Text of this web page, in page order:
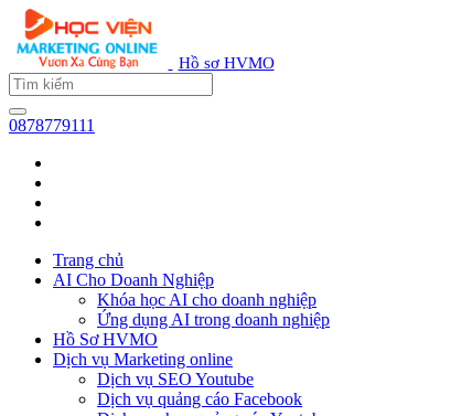
Hồ sơ HVMO
0878779111
Trang chủ
AI Cho Doanh Nghiệp
Khóa học AI cho doanh nghiệp
Ứng dụng AI trong doanh nghiệp
Hồ Sơ HVMO
Dịch vụ Marketing online
Dịch vụ SEO Youtube
Dịch vụ quảng cáo Facebook